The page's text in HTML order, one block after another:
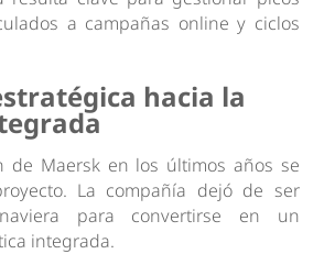
a campañas online y ciclos
hacia la
de Maersk en los últimos años se
La compañía dejó de ser
naviera para convertirse en un
integrada.